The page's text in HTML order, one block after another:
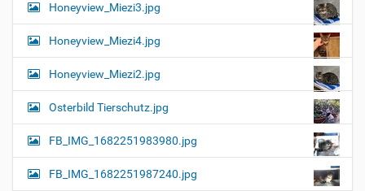
Honeyview_Miezi3.jpg
Honeyview_Miezi4.jpg
Honeyview_Miezi2.jpg
Osterbild Tierschutz.jpg
FB_IMG_1682251983980.jpg
FB_IMG_1682251987240.jpg